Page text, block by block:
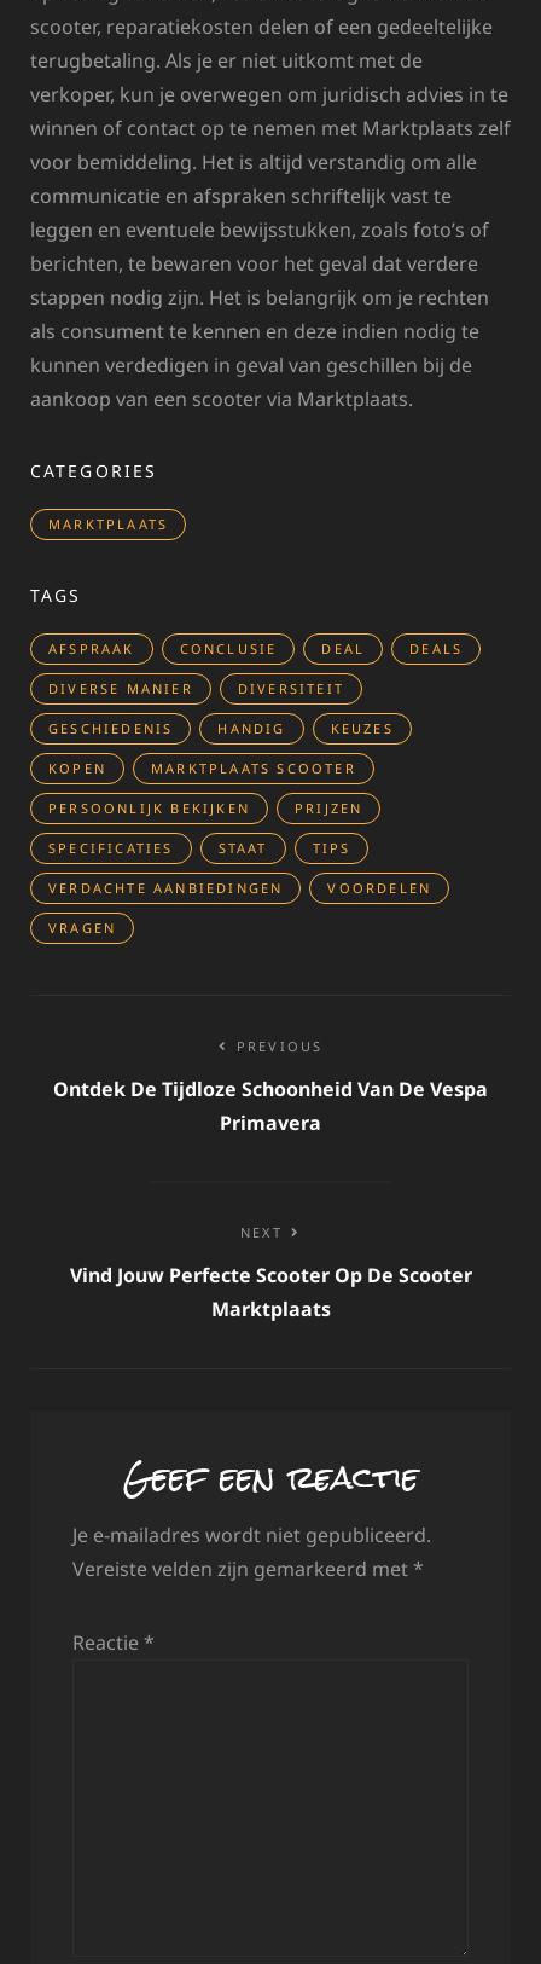
scooter, reparatiekosten delen of een gedeeltelijke
terugbetaling. Als je er niet uitkomt met de
verkoper, kun je overwegen om juridisch advies in te
winnen of contact op te nemen met Marktplaats zelf
voor bemiddeling. Het is altijd verstandig om alle
communicatie en afspraken schriftelijk vast te
leggen en eventuele bewijsstukken, zoals foto’s of
berichten, te bewaren voor het geval dat verdere
stappen nodig zijn. Het is belangrijk om je rechten
als consument te kennen en deze indien nodig te
kunnen verdedigen in geval van geschillen bij de
aankoop van een scooter via Marktplaats.
CATEGORIES
MARKTPLAATS
TAGS
AFSPRAAK CONCLUSIE DEAL DEALS
DIVERSE MANIER DIVERSITEIT
GESCHIEDENIS HANDIG KEUZES
KOPEN MARKTPLAATS SCOOTER
PERSOONLIJK BEKIJKEN PRIJZEN
SPECIFICATIES STAAT TIPS
VERDACHTE AANBIEDINGEN VOORDELEN
VRAGEN
navigatie
PREVIOUS
Ontdek De Tijdloze Schoonheid Van De Vespa
Primavera
NEXT
Vind Jouw Perfecte Scooter Op De Scooter
Marktplaats
Geef een reactie
Je e-mailadres wordt niet gepubliceerd.
Vereiste velden zijn gemarkeerd met *
Reactie *